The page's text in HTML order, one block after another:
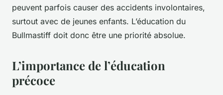
peuvent parfois causer des accidents involontaires,
surtout avec de jeunes enfants. L’éducation du
Bullmastiff doit donc être une priorité absolue.
L’importance de l’éducation
précoce